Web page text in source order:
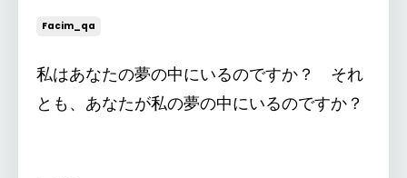
Facim_qa
私はあなたの夢の中にいるのですか？ それ
とも、あなたが私の夢の中にいるのですか？